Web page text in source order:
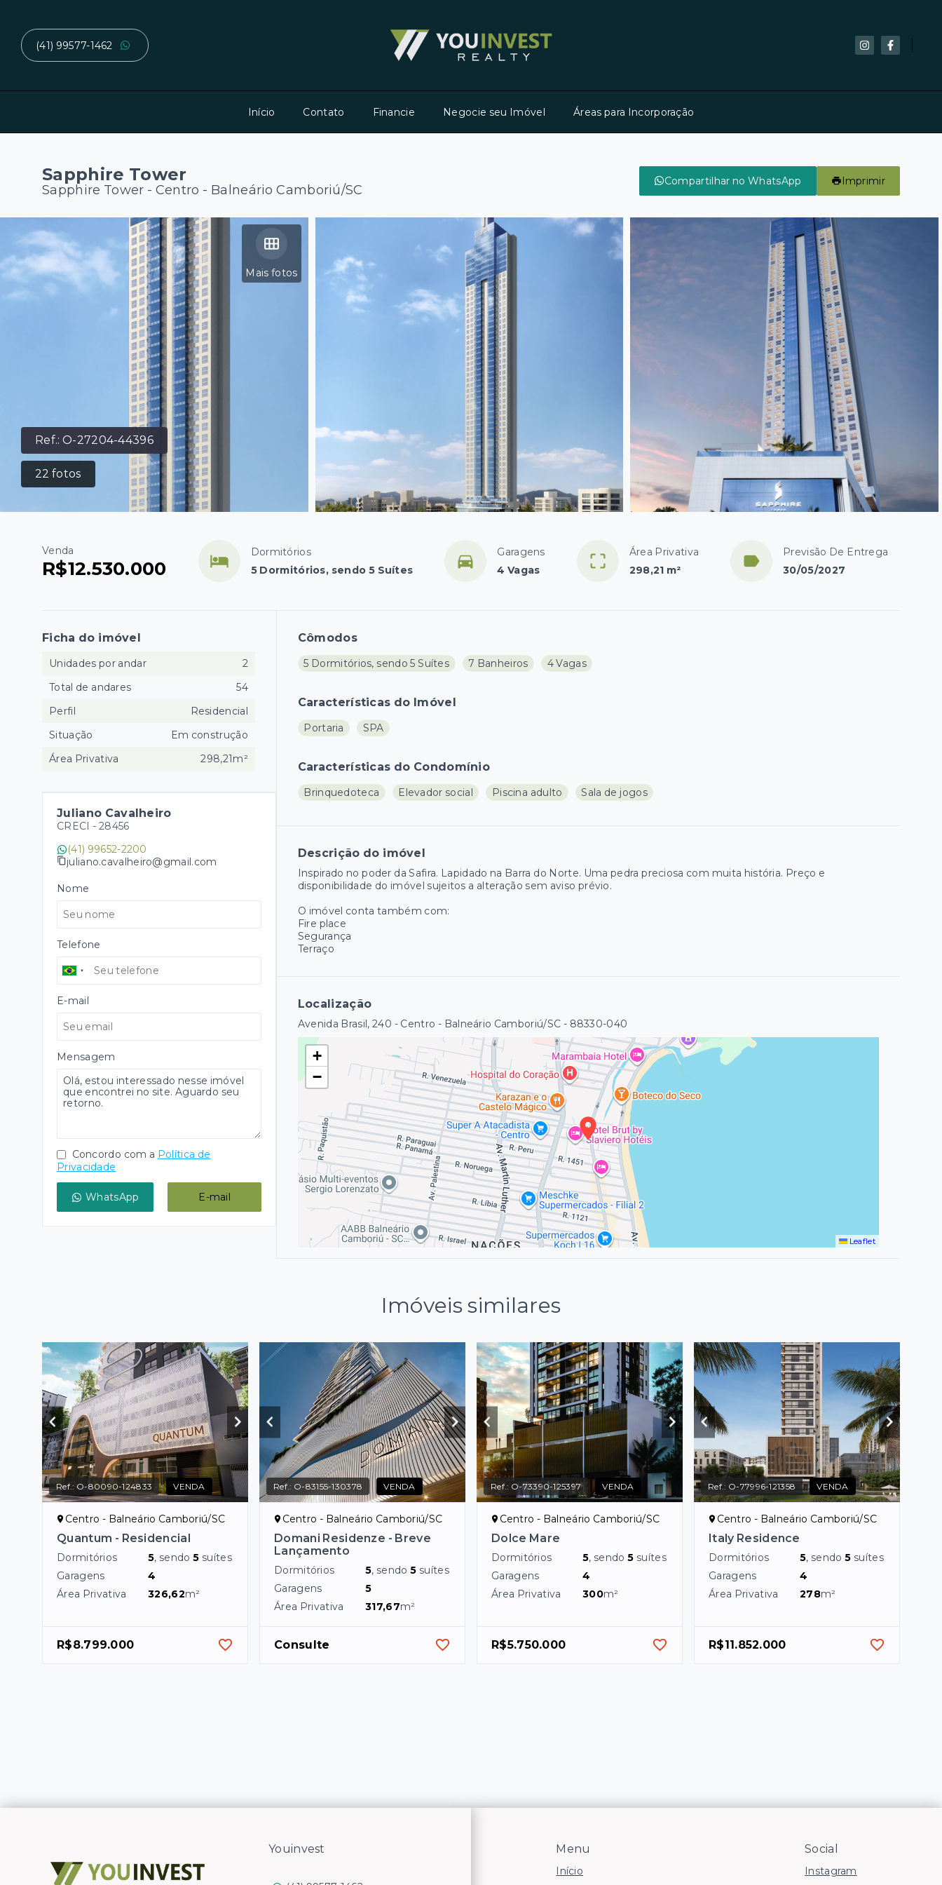
(41) 99577-1462
Início Contato Financie Negocie seu Imóvel Áreas para Incorporação
Sapphire Tower
Sapphire Tower - Centro - Balneário Camboriú/SC
Compartilhar no WhatsApp Imprimir
Ref.:O-27204-44396
22 fotos
Mais fotos
Venda
R$12.530.000
Dormitórios
5 Dormitórios, sendo 5 Suítes
Garagens
4 Vagas
Área Privativa
298,21 m²
Previsão De Entrega
30/05/2027
Cômodos
5 Dormitórios, sendo 5 Suítes 7 Banheiros 4 Vagas
Características do Imóvel
Portaria SPA
Características do Condomínio
Brinquedoteca Elevador social Piscina adulto Sala de jogos
Descrição do imóvel
Inspirado no poder da Safira. Lapidado na Barra do Norte. Uma pedra preciosa com muita história. Preço e
disponibilidade do imóvel sujeitos a alteração sem aviso prévio.
O imóvel conta também com:
Fire place
Segurança
Terraço
Localização
Avenida Brasil, 240 - Centro - Balneário Camboriú/SC - 88330-040
+
−
Leaflet
Ficha do imóvel
Unidades por andar
2
Total de andares
54
Perfil
Residencial
Situação
Em construção
Área Privativa
298,21m²
Juliano Cavalheiro
CRECI - 28456
(41) 99652-2200
juliano.cavalheiro@gmail.com
Nome
Telefone
E-mail
Mensagem
Concordo com a Política de
Privacidade
WhatsApp E-mail
Imóveis similares
Ref.:O-80090-124833 VENDA
Centro - Balneário Camboriú/SC
Quantum - Residencial
Dormitórios 5, sendo5 suítes
Garagens
4
Área Privativa
326,62m²
R$8.799.000
Ref.: O-83155-130378 VENDA
Centro - Balneário Camboriú/SC
Domani Residenze - Breve
Lançamento
Dormitórios 5, sendo5 suítes
Garagens
5
Área Privativa
317,67m²
Consulte
Ref.: O-73390-125397 VENDA
Centro - Balneário Camboriú/SC
Dolce Mare
Dormitórios 5, sendo5 suítes
Garagens
4
Área Privativa
300m²
R$5.750.000
Ref.: O-77996-121358 VENDA
Centro - Balneário Camboriú/SC
Italy Residence
Dormitórios 5, sendo5 suítes
Garagens
4
Área Privativa
278m²
R$11.852.000
Menu
Início
Social
Instagram
Youinvest